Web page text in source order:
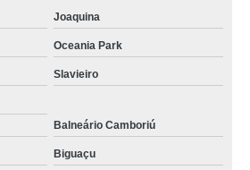
Joaquina
Oceania Park
Slavieiro
Balneário Camboriú
Biguaçu